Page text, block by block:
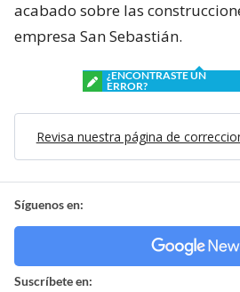
acabado sobre las
empresa San Sebastián.
¿ENCONTRASTE UN
ERROR?
Revisa nuestra página de
Síguenos en:
Suscríbete en: